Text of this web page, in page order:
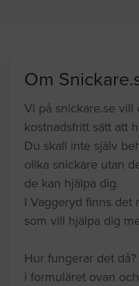
Om
Vi på snickare.se
kostnadsfritt sätt att
Du skall inte själv
olika snickare utan
de kan hjälpa dig.
I Vaggeryd finns det
som vill hjälpa dig
Hur fungerar det
i formuläret ovan